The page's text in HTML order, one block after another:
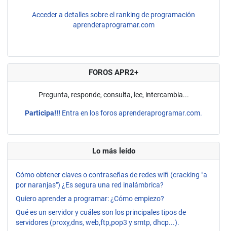
Acceder a detalles sobre el ranking de programación
aprenderaprogramar.com
FOROS APR2+
Pregunta, responde, consulta, lee, intercambia...
Participa!!! Entra en los foros aprenderaprogramar.com.
Lo más leído
Cómo obtener claves o contraseñas de redes wifi (cracking "a
por naranjas") ¿Es segura una red inalámbrica?
Quiero aprender a programar: ¿Cómo empiezo?
Qué es un servidor y cuáles son los principales tipos de
servidores (proxy,dns, web,ftp,pop3 y smtp, dhcp...).